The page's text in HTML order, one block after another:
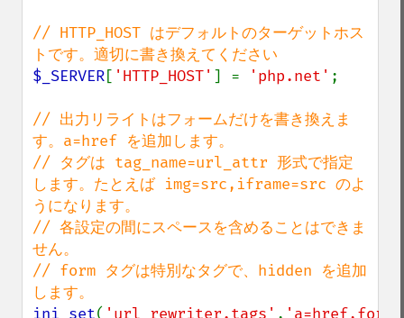
// HTTP_HOST はデフォルトのターゲットホス
$_SERVER[ 'HTTP_HOST' ] = 'php.net' ;
// 出力リライトはフォームだけを書き換えま
す。a=href を追加します。
// タグは tag_name=url_attr 形式で指定
します。たとえば img=src,iframe=src のよ
うになります。
// 各設定の間にスペースを含めることはできま
せん。
// form タグは特別なタグで、hidden を追加
ini_set( 'url_rewriter.tags' ,